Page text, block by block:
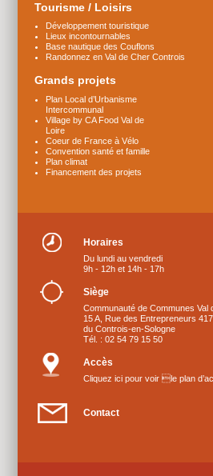
Tourisme / Loisirs
Développement touristique
Lieux incontournables
Base nautique des Couflons
Randonnez en Val de Cher Controis
Grands projets
Plan Local d’Urbanisme
Intercommunal
Village by CA Food Val de
Loire
Coeur de France à Vélo
Convention santé et famille
Plan climat
Financement des projets
Horaires
Du lundi au vendredi
9h - 12h et 14h - 17h
Siège
Communauté de Communes Val
15 A, Rue des Entrepreneurs
du Controis-en-Sologne
Tél. : 02 54 79 15 50
Accès
Cliquez ici pour voir le plan
Contact